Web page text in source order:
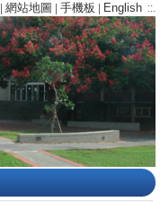
網站地圖 手機板 English::.